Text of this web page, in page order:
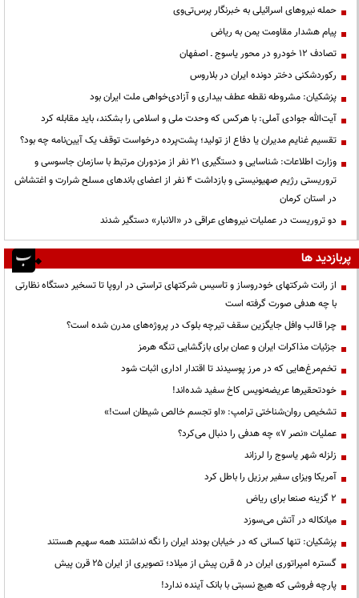
حمله نیروهای اسرائیلی به خبرنگار پرس‌تی‌وی
پیام هشدار مقاومت یمن به ریاض
تصادف ۱۲ خودرو در محور یاسوج ـ اصفهان
رکوردشکنی دختر دونده ایران در بلاروس
پزشکیان: مشروطه نقطه عطف بیداری و آزادی‌خواهی ملت ایران بود
آیت‌الله جوادی آملی: با هرکس که وحدت ملی و اسلامی را بشکند، باید مقابله کرد
تقسیم غنایم مدیران یا دفاع از تولید؛ پشت‌پرده درخواست توقف یک آیین‌نامه چه بود؟
وزارت اطلاعات: شناسایی و دستگیری ۲۱ نفر از مزدوران مرتبط با سازمان جاسوسی و
تروریستی رژیم صهیونیستی و بازداشت ۴ نفر از اعضای باندهای مسلح شرارت و اغتشاش
در استان کرمان
دو تروریست در عملیات نیروهای عراقی در «الانبار» دستگیر شدند
پربازدید ها
از رانت‌ شرکتهای خودروساز و تاسیس شرکتهای تراستی در اروپا تا تسخیر دستگاه نظارتی
با چه هدفی صورت گرفته است
چرا قالب وافل جایگزین سقف تیرچه بلوک در پروژه‌های مدرن شده است؟
جزئیات مذاکرات ایران و عمان برای بازگشایی تنگه هرمز
تخم‌مرغ‌هایی که در مرز پوسیدند تا اقتدار اداری اثبات شود
خودتحقیرها عریضه‌نویس کاخ سفید شده‌اند!
تشخیص روان‌شناختی ترامپ: «او تجسم خالص شیطان است!»
عملیات «نصر ۷» چه هدفی را دنبال می‌کرد؟
زلزله شهر یاسوج را لرزاند
آمریکا ویزای سفیر برزیل را باطل کرد
۲ گزینه صنعا برای ریاض
میانکاله در آتش می‌سوزد
پزشکیان: تنها کسانی که در خیابان بودند ایران را نگه نداشتند همه سهیم هستند
گستره امپراتوری ایران در ۵ قرن پیش از میلاد؛ تصویری از ایران ۲۵ قرن پیش
پارچه فروشی که هیچ نسبتی با بانک آینده ندارد!